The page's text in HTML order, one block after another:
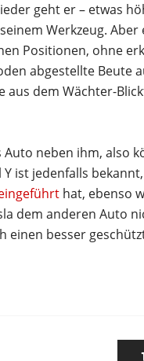
geht er – etwas
Werkzeug. Aber
Positionen, ohne
abgestellte Beute
aus dem Wächter-
neben ihm, also
ist jedenfalls
hat, ebenso
dem anderen Auto
einen besser